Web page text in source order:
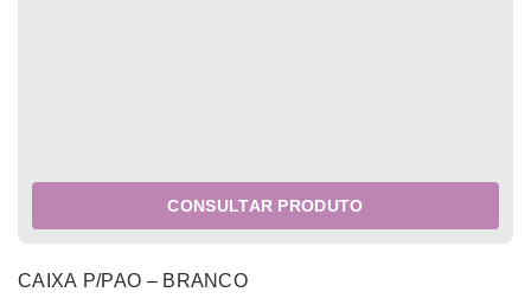
CONSULTAR PRODUTO
CAIXA P/PAO – BRANCO